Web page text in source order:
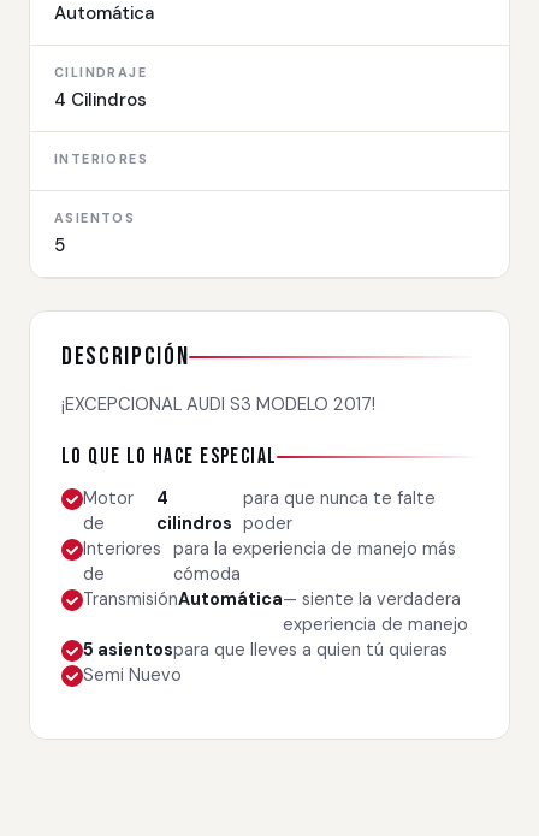
Automática
CILINDRAJE
4 Cilindros
INTERIORES
ASIENTOS
5
Descripción
¡EXCEPCIONAL AUDI S3 MODELO 2017!
Lo que lo hace especial
Motor
de
4
cilindros
para que nunca te falte
poder
Interiores
de
para la experiencia de manejo más
cómoda
TransmisiónAutomática— siente la verdadera
experiencia de manejo
5 asientospara que lleves a quien tú quieras
Semi Nuevo